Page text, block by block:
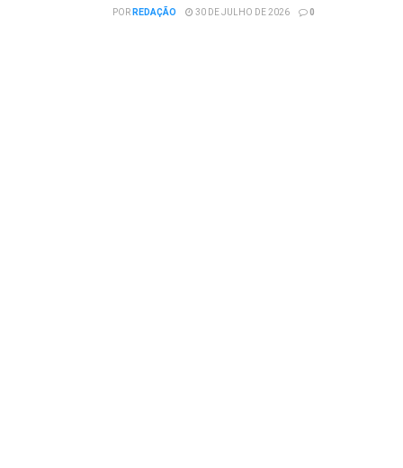
PORREDAÇÃO 30 DE JULHO DE 2026 0